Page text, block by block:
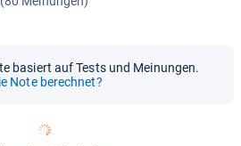
basiert auf Tests und Meinungen.
Note berechnet?